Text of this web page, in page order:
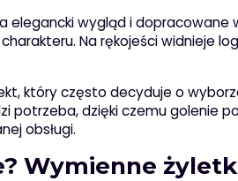
elegancki wygląd i
Na rękojeści widnieje
który często decyduje o
potrzeba, dzięki czemu golenie
obsługi.
Wymienne